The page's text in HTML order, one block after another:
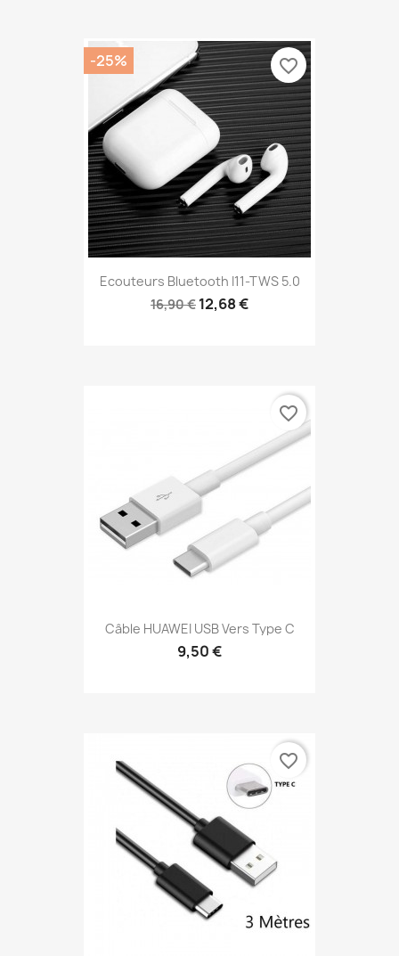
Ecouteurs Bluetooth I11-TWS 5.0
16,90 € 12,68 €
-25% favorite_border
Câble HUAWEI USB Vers Type C
9,50 €
favorite_border
favorite_border